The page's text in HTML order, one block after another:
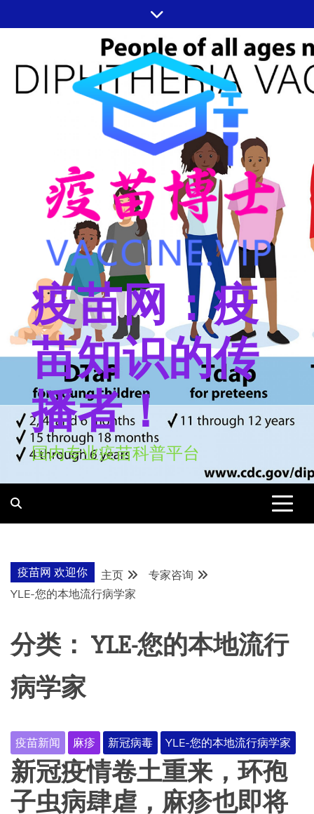
至
疫苗网：疫
苗知识的传
播者！
国内专业疫苗科普平台
疫苗网 欢迎你 主页
专家咨询
YLE-您的本地流行病学家
分类： YLE-您的本地流行
病学家
疫苗新闻 麻疹 新冠病毒 YLE-您的本地流行病学家
新冠疫情卷土重来，环孢
子虫病肆虐，麻疹也即将